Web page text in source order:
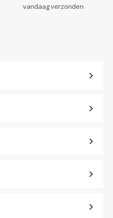
vandaag verzonden